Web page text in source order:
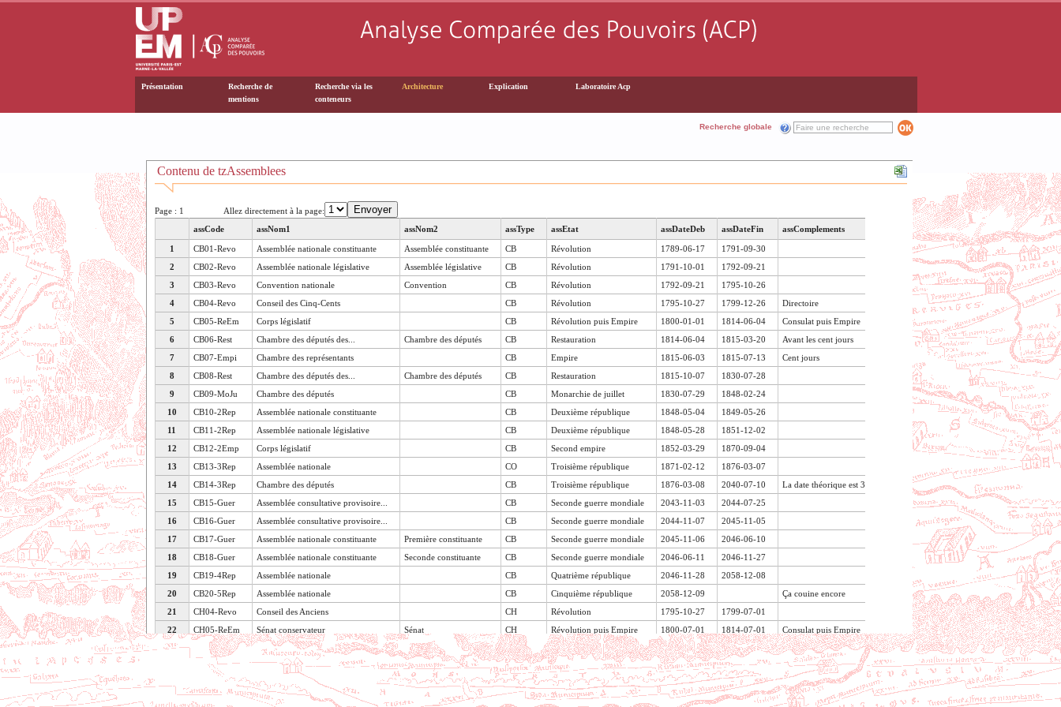
Présentation
Recherche de
mentions
Recherche via les
conteneurs
Architecture Explication Laboratoire Acp
Recherche globale
Contenu de tzAssemblees
Page : 1
Allez directement à la page:
assCode
assNom1 assNom2 assType assEtat assDateDeb assDateFin assComplements
1 CB01-Revo Assemblée nationale constituante Assemblée constituante CB Révolution 1789-06-17
1791-09-30
2
CB02-Revo Assemblée nationale législative Assemblée législative CB Révolution 1791-10-01
1792-09-21
3
CB03-Revo Convention nationale Convention CB Révolution 1792-09-21
1795-10-26
4
CB04-Revo Conseil des Cinq-Cents CB Révolution 1795-10-27 1799-12-26
Directoire
5
CB05-ReEm Corps législatif CB Révolution puis Empire 1800-01-01 1814-06-04
Consulat puis Empire
6
CB06-Rest Chambre des députés des... Chambre des députés CB Restauration 1814-06-04 1815-03-20
Avant les cent jours
7
CB07-Empi Chambre des représentants CB Empire 1815-06-03 1815-07-13
Cent jours
8
CB08-Rest Chambre des députés des... Chambre des députés CB Restauration 1815-10-07
1830-07-28
9
CB09-MoJu Chambre des députés CB Monarchie de juillet 1830-07-29
1848-02-24
10
CB10-2Rep Assemblée nationale constituante CB Deuxième république 1848-05-04
1849-05-26
11
CB11-2Rep Assemblée nationale législative CB Deuxième république 1848-05-28
1851-12-02
12
CB12-2Emp Corps législatif CB Second empire 1852-03-29
1870-09-04
13
CB13-3Rep Assemblée nationale CO Troisième république 1871-02-12
1876-03-07
14
CB14-3Rep Chambre des députés CB Troisième république 1876-03-08 2040-07-10
La date théorique est 31 mai 1942
15
CB15-Guer Assemblée consultative provisoire... CB Seconde guerre mondiale 2043-11-03
2044-07-25
16
CB16-Guer Assemblée consultative provisoire... CB Seconde guerre mondiale 2044-11-07
2045-11-05
17
CB17-Guer Assemblée nationale constituante Première constituante CB Seconde guerre mondiale 2045-11-06
2046-06-10
18
CB18-Guer Assemblée nationale constituante Seconde constituante CB Seconde guerre mondiale 2046-06-11
2046-11-27
19
CB19-4Rep Assemblée nationale CB Quatrième république 2046-11-28
2058-12-08
20
CB20-5Rep Assemblée nationale CB Cinquième république 2058-12-09
Ça couine encore
21
CH04-Revo Conseil des Anciens CH Révolution 1795-10-27
1799-07-01
22
CH05-ReEm Sénat conservateur Sénat CH Révolution puis Empire 1800-07-01 1814-07-01
Consulat puis Empire
23
CH06-Rest Chambre des pairs CH Restauration 1814-06-04 1815-07-01
Avant les cent jours
CH07-Empi Chambre des pairs CH Empire 1815-07-01 1815-07-01
Cent jours
25
CH08-Rest Chambre des pairs CH Restauration 1815-07-01
1830-07-01
26
CH09-MoJu Chambre des pairs CH Monarchie de juillet 1830-07-01 1848-07-01
Voir les caractéristiques de la table